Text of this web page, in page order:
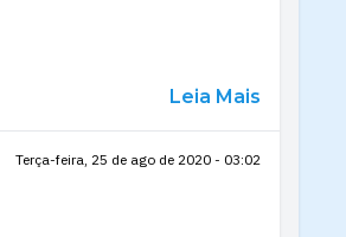
Leia Mais
Terça-feira, 25 de ago de 2020 - 03:02